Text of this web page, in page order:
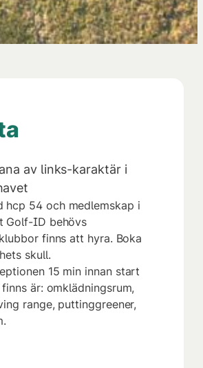
av links-karaktär i
hcp 54 och medlemskap i
Golf-ID behövs
finns att hyra. Boka
skull.
15 min innan start
är: omklädningsrum,
range, puttinggreener,